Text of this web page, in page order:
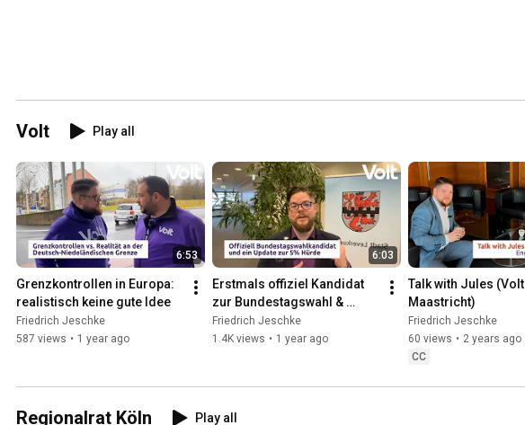
Volt Play all
6:53
Grenzkontrollen in Europa:
realistisch keine gute Idee
Friedrich Jeschke
587 views • 1 year ago
6:03
Erstmals offiziel Kandidat
zur Bundestagswahl &
Update 5% Hürde
Friedrich Jeschke
1.4K views • 1 year ago
Talk with Jules (Volt
Maastricht)
Friedrich Jeschke
60 views • 2 years ago
CC
Regionalrat Köln Play all